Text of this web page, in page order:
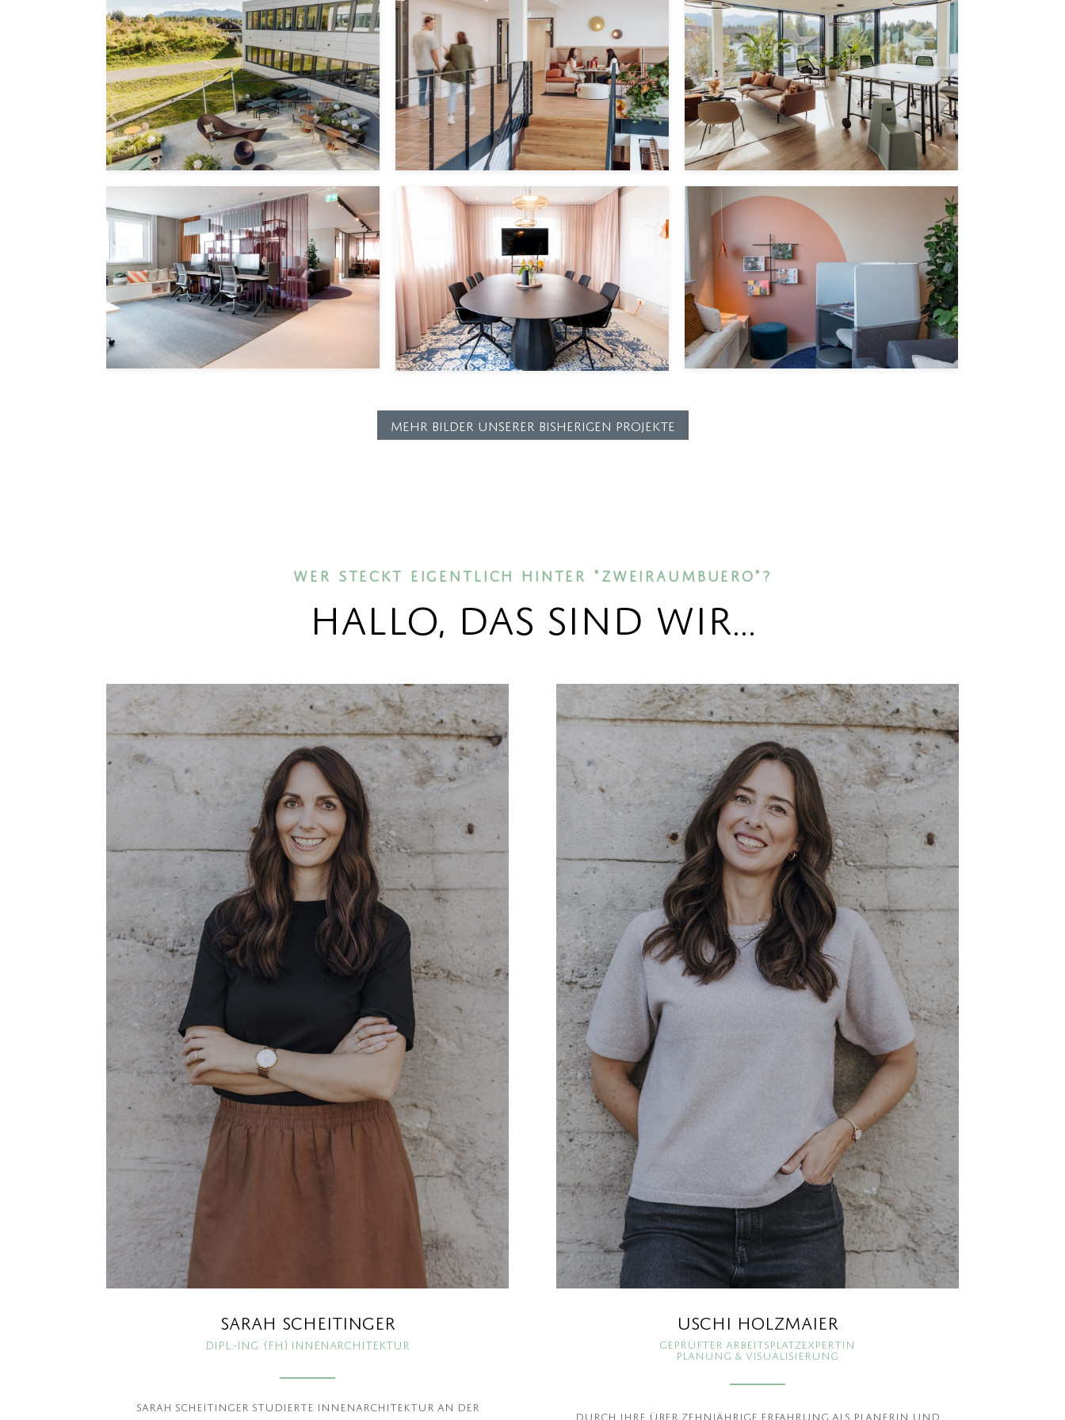
Mehr Bilder unserer bisherigen Projekte
Wer steckt eigentlich hinter "zweiraumbuero"?
Hallo, das sind wir...
SARAH SCHEITINGER
Dipl.-Ing. (FH) Innenarchitektur
Sarah Scheitinger studierte Innenarchitektur an der
Uschi Holzmaier
Geprüfter Arbeitsplatzexpertin
Planung & Visualisierung
Durch Ihre über zehnjährige Erfahrung als Planerin und